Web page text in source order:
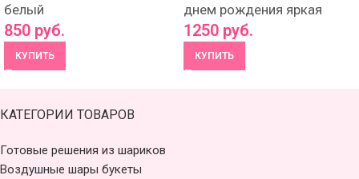
белый
850 руб.
КУПИТЬ
днем рождения яркая
1250 руб.
КУПИТЬ
КАТЕГОРИИ ТОВАРОВ
Готовые решения из шариков
Воздушные шары букеты